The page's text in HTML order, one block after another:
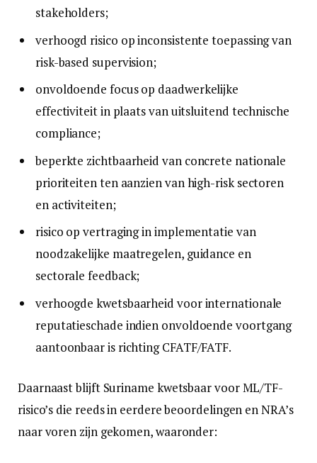
stakeholders;
verhoogd risico op inconsistente toepassing van
risk-based supervision;
onvoldoende focus op daadwerkelijke
effectiviteit in plaats van uitsluitend technische
compliance;
beperkte zichtbaarheid van concrete nationale
prioriteiten ten aanzien van high-risk sectoren
en activiteiten;
risico op vertraging in implementatie van
noodzakelijke maatregelen, guidance en
sectorale feedback;
verhoogde kwetsbaarheid voor internationale
reputatieschade indien onvoldoende voortgang
aantoonbaar is richting CFATF/FATF.
Daarnaast blijft Suriname kwetsbaar voor ML/TF-
risico’s die reeds in eerdere beoordelingen en NRA’s
naar voren zijn gekomen, waaronder: